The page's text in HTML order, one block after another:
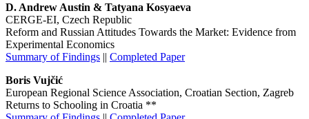
D. Andrew Austin & Tatyana Kosyaeva
CERGE-EI, Czech Republic
Reform and Russian Attitudes Towards the Market: Evidence from
Experimental Economics
Summary of Findings || Completed Paper
Boris Vujčić
European Regional Science Association, Croatian Section, Zagreb
Returns to Schooling in Croatia **